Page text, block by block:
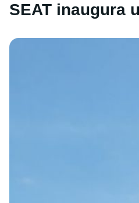
SEAT inaugura